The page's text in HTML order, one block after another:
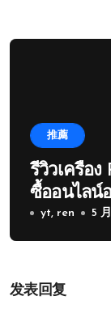
推薦
รีวิวเครื่อ
ซื้ออนไลน์
yt, ren 5
发表回复